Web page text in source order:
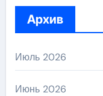
Архив
Июль 2026
Июнь 2026